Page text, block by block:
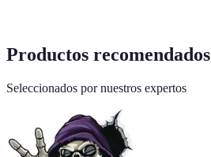
Productos recomendados
Seleccionados por nuestros expertos